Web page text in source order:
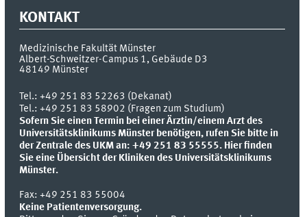
KONTAKT
Medizinische Fakultät Münster
Albert-Schweitzer-Campus 1, Gebäude D3
48149 Münster
Tel.:+49 251 83 52263 (Dekanat)
Tel.: +49 251 83 58902 (Fragen zum Studium)
Sofern Sie einen Termin bei einer Ärztin/einem Arzt des
Universitätsklinikums Münster benötigen, rufen Sie bitte in
der Zentrale des UKM an: +49 251 83 55555. Hier finden
Sie eine Übersicht der Kliniken des Universitätsklinikums
Münster.
Fax:+49 251 83 55004
Keine Patientenversorgung.